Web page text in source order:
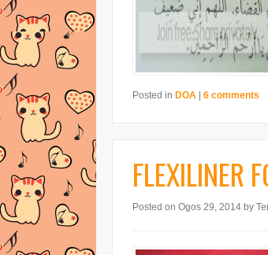
Posted in DOA 6 comments
FLEXILINER
Posted on Ogos 29, 2014 by